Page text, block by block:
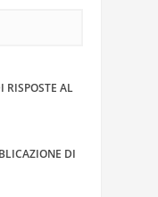
RISPOSTE AL
DI